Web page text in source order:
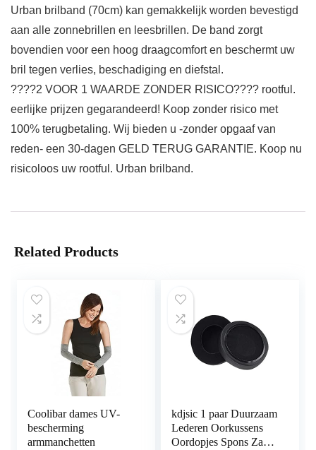
Urban brilband (70cm) kan gemakkelijk worden bevestigd
aan alle zonnebrillen en leesbrillen. De band zorgt
bovendien voor een hoog draagcomfort en beschermt uw
bril tegen verlies, beschadiging en diefstal.
????2 VOOR 1 WAARDE ZONDER RISICO???? rootful.
eerlijke prijzen gegarandeerd! Koop zonder risico met
100% terugbetaling. Wij bieden u -zonder opgaaf van
reden- een 30-dagen GELD TERUG GARANTIE. Koop nu
risicoloos uw rootful. Urban brilband.
Related Products
Coolibar dames UV-
bescherming
armmanchetten
kdjsic 1 paar Duurzaam
Lederen Oorkussens
Oordopjes Spons Zacht